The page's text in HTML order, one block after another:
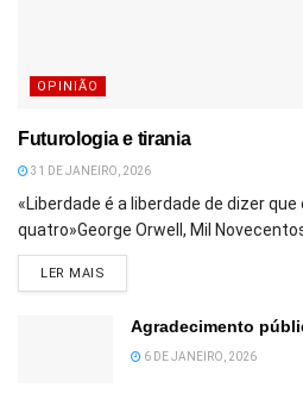
OPINIÃO
Futurologia e tirania
31 DE JANEIRO, 2026
«Liberdade é a liberdade de dizer que
quatro»George Orwell, Mil
LER MAIS
Agradecimento
6 DE JANEIRO, 2026